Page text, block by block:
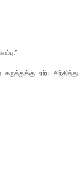
ஏற்ப சிந்தித்து